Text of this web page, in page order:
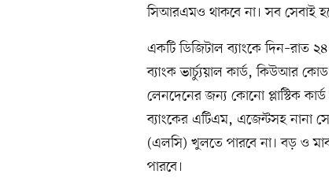
সিআরএমও থাকবে না। সব সেবাই
একটি ডিজিটাল ব্যাংকে দিন–রাত
ব্যাংক ভার্চ্যুয়াল কার্ড, কিউআর
লেনদেনের জন্য কোনো প্লাস্টিক
ব্যাংকের এটিএম, এজেন্টসহ নানা
(এলসি) খুলতে পারবে না। বড় ও
পারবে।